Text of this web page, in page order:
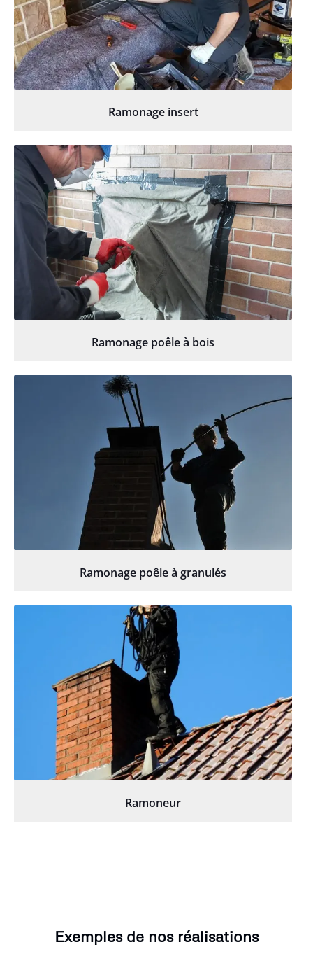
Ramonage insert
Ramonage poêle à bois
Ramonage poêle à granulés
Ramoneur
Exemples de nos réalisations